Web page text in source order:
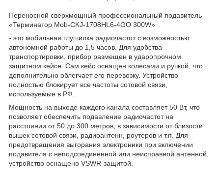
Переносной сверхмощный профессиональный подавитель
«Терминатор Mob-CKJ-1708HL6-4GO 300W»
- это мобильная глушилка радиочастот с возможностью
автономной работы до 1,5 часов. Для удобства
транспортировки, прибор размещен в ударопрочном
защитном кейсе. Сам кейс оснащен колесами и ручкой, что
дополнительно облегчает его перевозку. Устройство
полностью блокирует все частоты сотовой связи,
используемые в РФ.
Мощность на выходе каждого канала составляет 50 Вт, что
позволяет обеспечить подавление радиочастот на
расстоянии от 50 до 300 метров, в зависимости от близости
вышек сотовой связи, радиоантенн, роутеров и т.п. Для
предотвращения выгорания электроники при включении
подавителя с неподсоединенной или неисправной антенной,
устройство оснащено VSWR-защитой.